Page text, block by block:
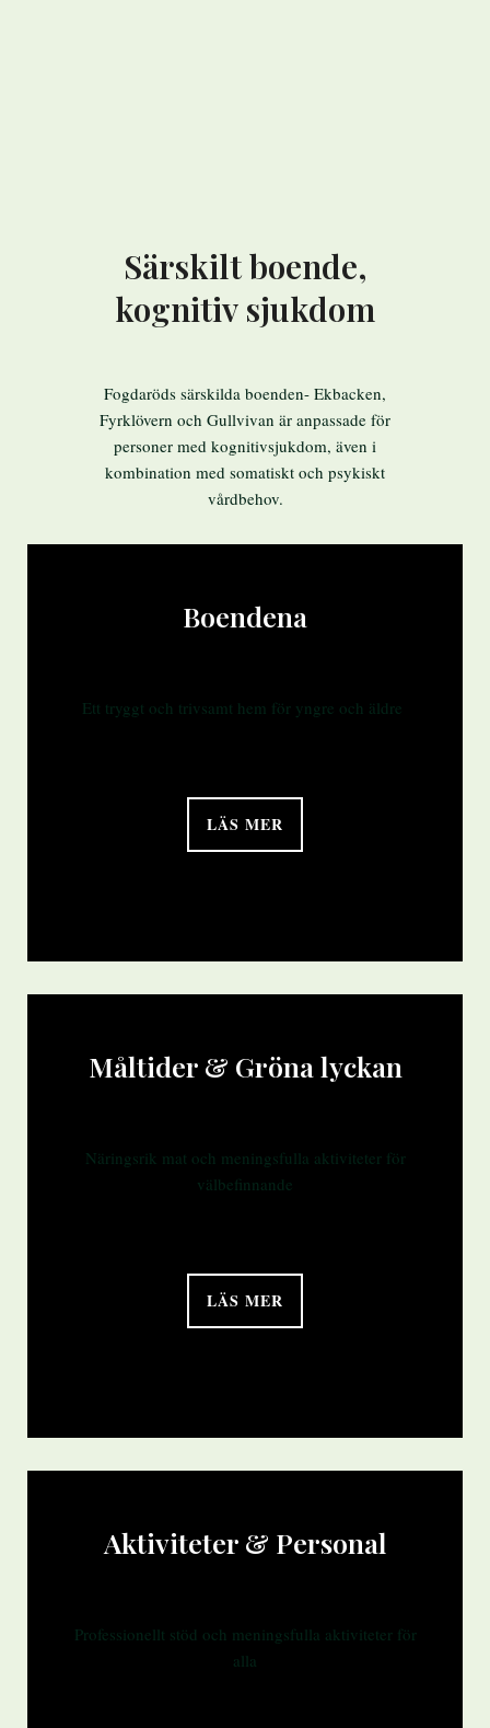
Särskilt boende,
kognitiv sjukdom
Fogdaröds särskilda boenden- Ekbacken,
Fyrklövern och Gullvivan är anpassade för
personer med kognitivsjukdom, även i
kombination med somatiskt och psykiskt
vårdbehov.
Boendena
Ett tryggt och trivsamt hem för yngre och äldre
LÄS MER
Måltider & Gröna lyckan
Näringsrik mat och meningsfulla aktiviteter för
välbefinnande
LÄS MER
Aktiviteter & Personal
Professionellt stöd och meningsfulla aktiviteter för
alla